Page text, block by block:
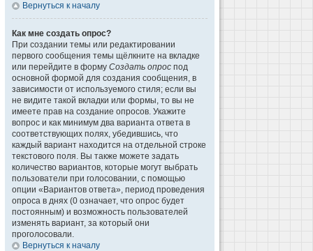
Вернуться к началу
Как мне создать опрос?
При создании темы или редактировании
первого сообщения темы щёлкните на вкладке
или перейдите в форму Создать опрос под
основной формой для создания сообщения, в
зависимости от используемого стиля; если вы
не видите такой вкладки или формы, то вы не
имеете прав на создание опросов. Укажите
вопрос и как минимум два варианта ответа в
соответствующих полях, убедившись, что
каждый вариант находится на отдельной строке
текстового поля. Вы также можете задать
количество вариантов, которые могут выбрать
пользователи при голосовании, с помощью
опции «Вариантов ответа», период проведения
опроса в днях (0 означает, что опрос будет
постоянным) и возможность пользователей
изменять вариант, за который они
проголосовали.
Вернуться к началу